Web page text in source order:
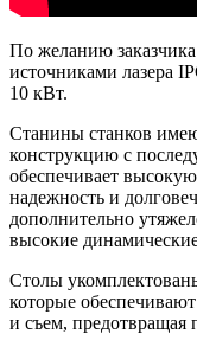
По желанию
источниками лазера
10 кВт.
Станины станков
конструкцию с
обеспечивает
надежность и
дополнительно
высокие
Столы
которые
и съем, предотвращая